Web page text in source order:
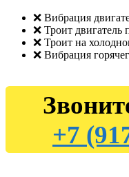
❌ Вибрация
❌ Троит двигатель
❌ Троит на
❌ Вибрация
+7